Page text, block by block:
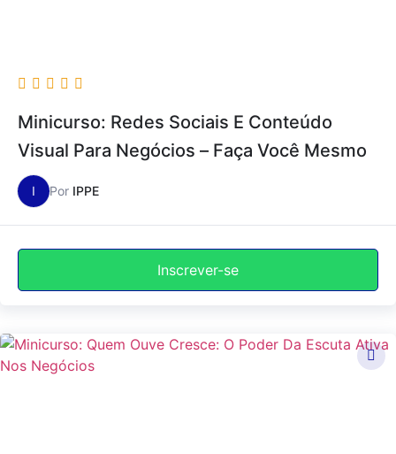
Minicurso: Redes Sociais E Conteúdo
Visual Para Negócios – Faça Você Mesmo
I Por IPPE
Inscrever-se